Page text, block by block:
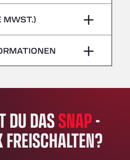
3560
6041
Ind. del Guadiel, 23210
4, 17700
31119
–
–
–
MWST.)
DU DASSNAP-